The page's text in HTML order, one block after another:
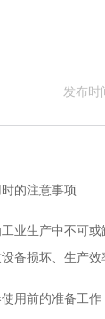
发布时
的注意事项
生产中不可或
备损坏、生产
用前的准备工作